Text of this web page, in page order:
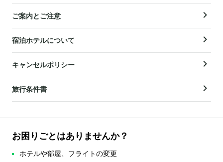
ご案内とご注意
宿泊ホテルについて
キャンセルポリシー
旅行条件書
お困りごとはありませんか？
ホテルや部屋、フライトの変更